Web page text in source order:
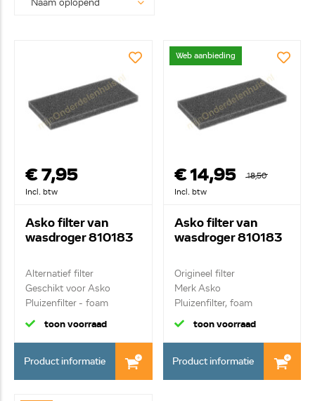
€ 7,95
Incl. btw
Asko filter van
wasdroger 810183
Alternatief filter
Geschikt voor Asko
Pluizenfilter - foam
toon voorraad
Product informatie
Web aanbieding
€ 14,95
18,50
Incl. btw
Asko filter van
wasdroger 810183
Origineel filter
Merk Asko
Pluizenfilter, foam
toon voorraad
Product informatie